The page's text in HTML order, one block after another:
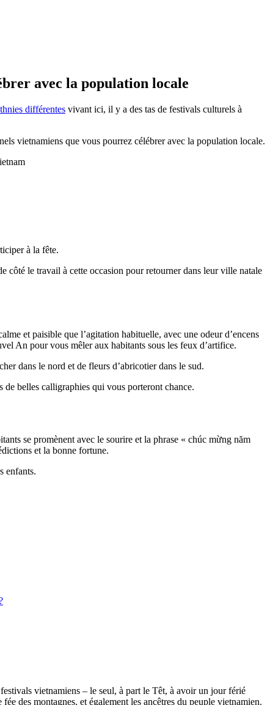
avec la population locale
différentes vivant ici, il y a des tas de festivals culturels à
vietnamiens que vous pourrez célébrer avec la population locale.
à la fête.
côté le travail à cette occasion pour retourner dans leur ville natale
et paisible que l’agitation habituelle, avec une odeur d’encens
An pour vous mêler aux habitants sous les feux d’artifice.
dans le nord et de fleurs d’abricotier dans le sud.
belles calligraphies qui vous porteront chance.
se promènent avec le sourire et la phrase « chúc mừng năm
et la bonne fortune.
enfants.
vietnamiens – le seul, à part le Têt, à avoir un jour férié
des montagnes, et également les ancêtres du peuple vietnamien.